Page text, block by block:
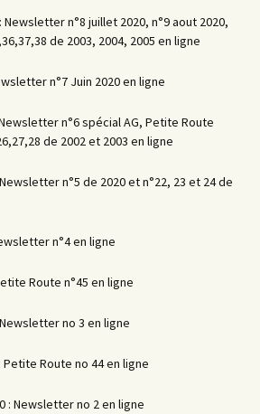
Newsletter n°8 juillet 2020, n°9 aout 2020,
de 2003, 2004, 2005 en ligne
n°7 Juin 2020 en ligne
n°6 spécial AG, Petite Route
de 2002 et 2003 en ligne
n°5 de 2020 et n°22, 23 et 24 de
n°4 en ligne
Route n°45 en ligne
no 3 en ligne
Petite Route no 44 en ligne
: Newsletter no 2 en ligne